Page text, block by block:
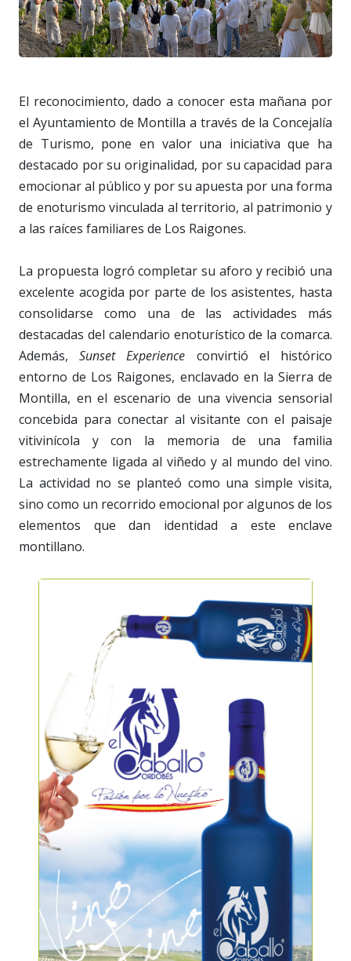
El reconocimiento, dado a conocer esta mañana por
el Ayuntamiento de Montilla a través de la Concejalía
de Turismo, pone en valor una iniciativa que ha
destacado por su originalidad, por su capacidad para
emocionar al público y por su apuesta por una forma
de enoturismo vinculada al territorio, al patrimonio y
a las raíces familiares de Los Raigones.
La propuesta logró completar su aforo y recibió una
excelente acogida por parte de los asistentes, hasta
consolidarse como una de las actividades más
destacadas del calendario enoturístico de la comarca.
Además,Sunset Experience convirtió el histórico
entorno de Los Raigones, enclavado en la Sierra de
Montilla, en el escenario de una vivencia sensorial
concebida para conectar al visitante con el paisaje
vitivinícola y con la memoria de una familia
estrechamente ligada al viñedo y al mundo del vino.
La actividad no se planteó como una simple visita,
sino como un recorrido emocional por algunos de los
elementos que dan identidad a este enclave
montillano.